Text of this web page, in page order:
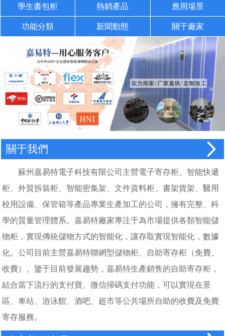
學生書包柜 熱銷產品 應用場景
功能分類 新聞動態 關于廠家
關于我們
蘇州嘉易特電子科技有限公司主營電子寄存柜、智能快遞
柜、外貿拆裝柜、智能密集架、文件資料柜、書架貨架、醫用
校用設備、保管箱等產品專業生產加工的公司，擁有完整、科
學的質量管理體系。嘉易特廠家專注于為市場提供各類智能儲
物柜，實現傳統儲物方式的智能化，讓存取實現智能化，數據
化。公司目前主營嘉易特聯網型儲物柜、自助寄存柜（免費、
收費）。鑒于目前發展趨勢，嘉易特生產銷售的自助寄存柜，
結合當下流行的支付寶、微信掃碼支付功能，可以實現在景
區、車站、游泳館、酒吧、超市等公共場所自助的收費及免費
寄存服務。